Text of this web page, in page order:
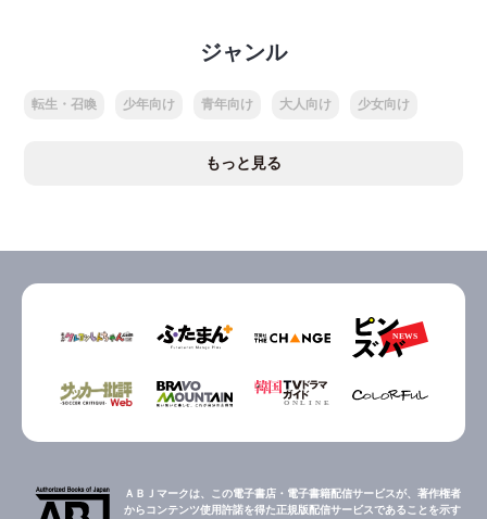
ジャンル
転生・召喚 少年向け 青年向け 大人向け 少女向け
もっと見る
ＡＢＪマークは、この電子書店・電子書籍配信サービスが、著作権者
からコンテンツ使用許諾を得た正規版配信サービスであることを示す